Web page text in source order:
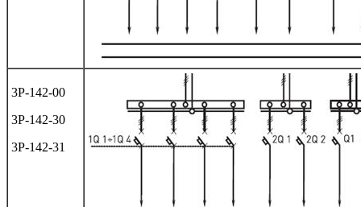
3Р-142-00
3Р-142-30
3Р-142-31